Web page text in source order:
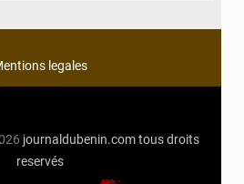
legales
journaldubenin.com tous droits
reservés